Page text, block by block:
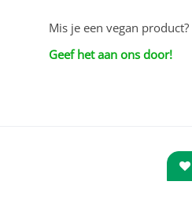
Mis je een vegan product?
Geef het aan ons door!